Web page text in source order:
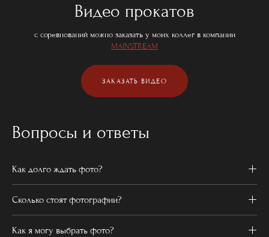
Видео прокатов
с соревнований можно заказать у моих коллег в компании
MAINSTREAM
ЗАКАЗАТЬ ВИДЕО
Вопросы и ответы
Как долго ждать фото?
Сколько стоят фотографии?
Как я могу выбрать фото?